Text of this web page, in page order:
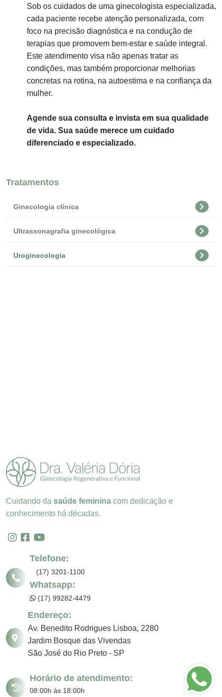
Tratamentos
Ginecologia clínica
Ultrassonagrafia ginecológica
Uroginecologia
Sob os cuidados de uma ginecologista especializada,
cada paciente recebe atenção personalizada, com
foco na precisão diagnóstica e na condução de
terapias que promovem bem-estar e saúde integral.
Este atendimento visa não apenas tratar as
condições, mas também proporcionar melhorias
concretas na rotina, na autoestima e na confiança da
mulher.
Agende sua consulta e invista em sua qualidade
de vida. Sua saúde merece um cuidado
diferenciado e especializado.
Cuidando da saúde feminina com dedicação e
conhecimento há décadas.
Telefone:
(17) 3201-1100
Whatsapp:
(17) 99282-4479
Endereço:
Av. Benedito Rodrigues Lisboa, 2280
Jardim Bosque das Vivendas
São José do Rio Preto - SP
Horário de atendimento:
08:00h às 18:00h